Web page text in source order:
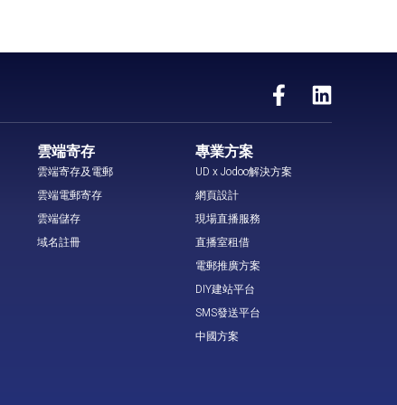
雲端寄存
雲端寄存及電郵
雲端電郵寄存
雲端儲存
域名註冊
專業方案
UD x Jodoo解決方案
網頁設計
現場直播服務
直播室租借
電郵推廣方案
DIY建站平台
SMS發送平台
中國方案